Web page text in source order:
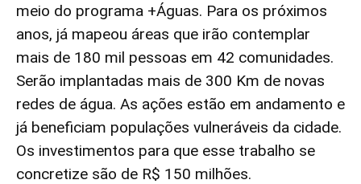
meio do programa +Águas. Para os próximos
anos, já mapeou áreas que irão contemplar
mais de 180 mil pessoas em 42 comunidades.
Serão implantadas mais de 300 Km de novas
redes de água. As ações estão em andamento e
já beneficiam populações vulneráveis da cidade.
Os investimentos para que esse trabalho se
concretize são de R$ 150 milhões.